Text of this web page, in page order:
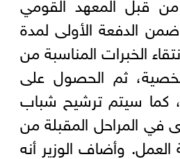
الدفعة الأولى لمدة
الخبرات المناسبة من
ثم الحصول على
كما سيتم ترشيح شباب
المراحل المقبلة من
العمل. وأضاف الوزير أنه